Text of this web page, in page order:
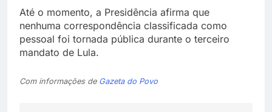
Até o momento, a Presidência afirma que
nenhuma correspondência classificada como
pessoal foi tornada pública durante o terceiro
mandato de Lula.
Com informações de Gazeta do Povo